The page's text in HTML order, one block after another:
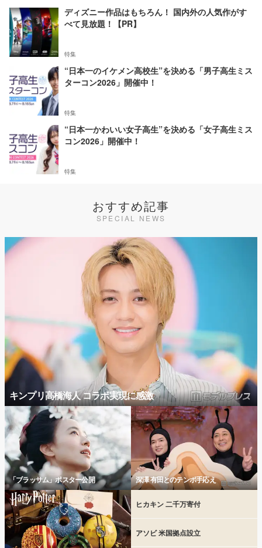
ディズニー作品はもちろん！ 国内外の人気作がす
べて見放題！【PR】
特集
“日本一のイケメン高校生”を決める「男子高生ミス
ターコン2026」開催中！
特集
“日本一かわいい女子高生”を決める「女子高生ミス
コン2026」開催中！
特集
おすすめ記事
SPECIAL NEWS
キンプリ高橋海人 コラボ実現に感激
「ブラッサム」ポスター公開 深澤 有田とのテンポ手応え
ヒカキン 二千万寄付
アソビ 米国拠点設立